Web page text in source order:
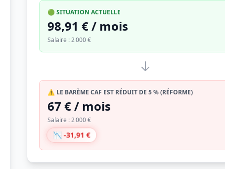
🟢 SITUATION ACTUELLE
98,91 € / mois
Salaire : 2 000 €
⚠️ LE BARÈME CAF EST RÉDUIT DE 5 % (RÉFORME)
67 € / mois
Salaire : 2 000 €
📉 -31,91 €